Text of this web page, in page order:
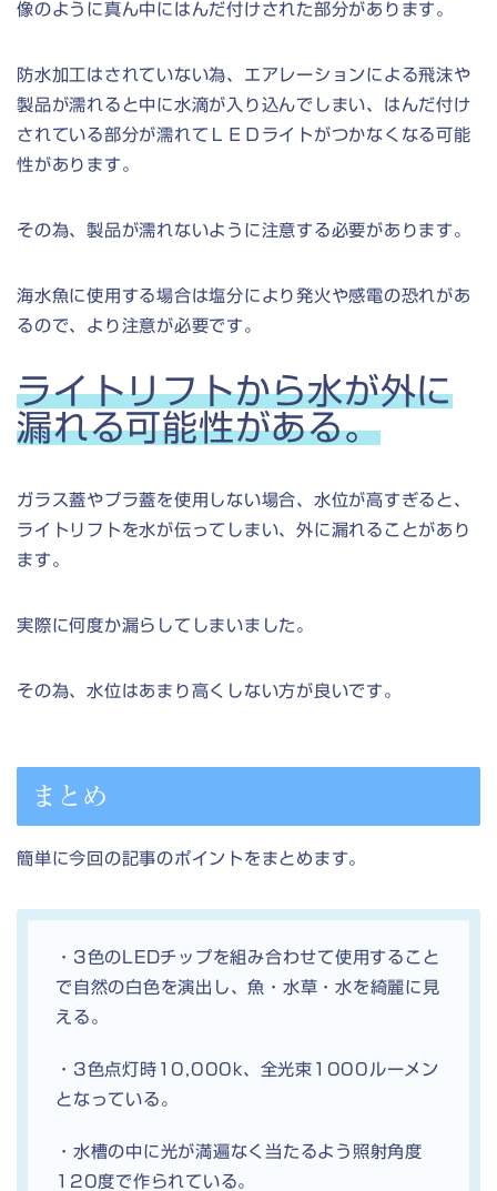
像のように真ん中にはんだ付けされた部分があります。
防水加工はされていない為、エアレーションによる飛沫や
製品が濡れると中に水滴が入り込んでしまい、はんだ付け
されている部分が濡れてＬＥＤライトがつかなくなる可能
性があります。
その為、製品が濡れないように注意する必要があります。
海水魚に使用する場合は塩分により発火や感電の恐れがあ
るので、より注意が必要です。
ライトリフトから水が外に
漏れる可能性がある。
ガラス蓋やプラ蓋を使用しない場合、水位が高すぎると、
ライトリフトを水が伝ってしまい、外に漏れることがあり
ます。
実際に何度か漏らしてしまいました。
その為、水位はあまり高くしない方が良いです。
まとめ
簡単に今回の記事のポイントをまとめます。
・3色のLEDチップを組み合わせて使用すること
で自然の白色を演出し、魚・水草・水を綺麗に見
える。
・3色点灯時10,000k、全光束1000ルーメン
となっている。
・水槽の中に光が満遍なく当たるよう照射角度
120度で作られている。